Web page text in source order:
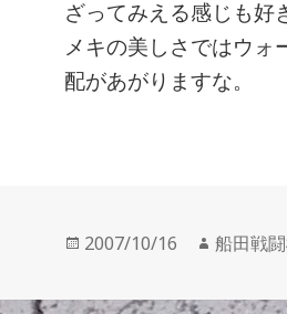
ざってみえる感じも好
メキの美しさではウォ
配があがりますな。
投
日:
2007/10/16
作
者
船田戦